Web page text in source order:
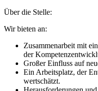
Über die Stelle:
Wir bieten an:
Zusammenarbeit mit
der
Großer Einfluss auf
Ein Arbeitsplatz, der
wertschätzt.